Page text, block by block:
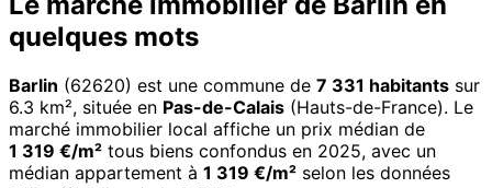
quelques mots
Barlin (62620) est une commune de 7 331 habitants sur
6.3 km², située en Pas-de-Calais (Hauts-de-France). Le
marché immobilier local affiche un prix médian de
1 319 €/m² tous biens confondus en 2025, avec un
médian appartement à 1 319 €/m² selon les données